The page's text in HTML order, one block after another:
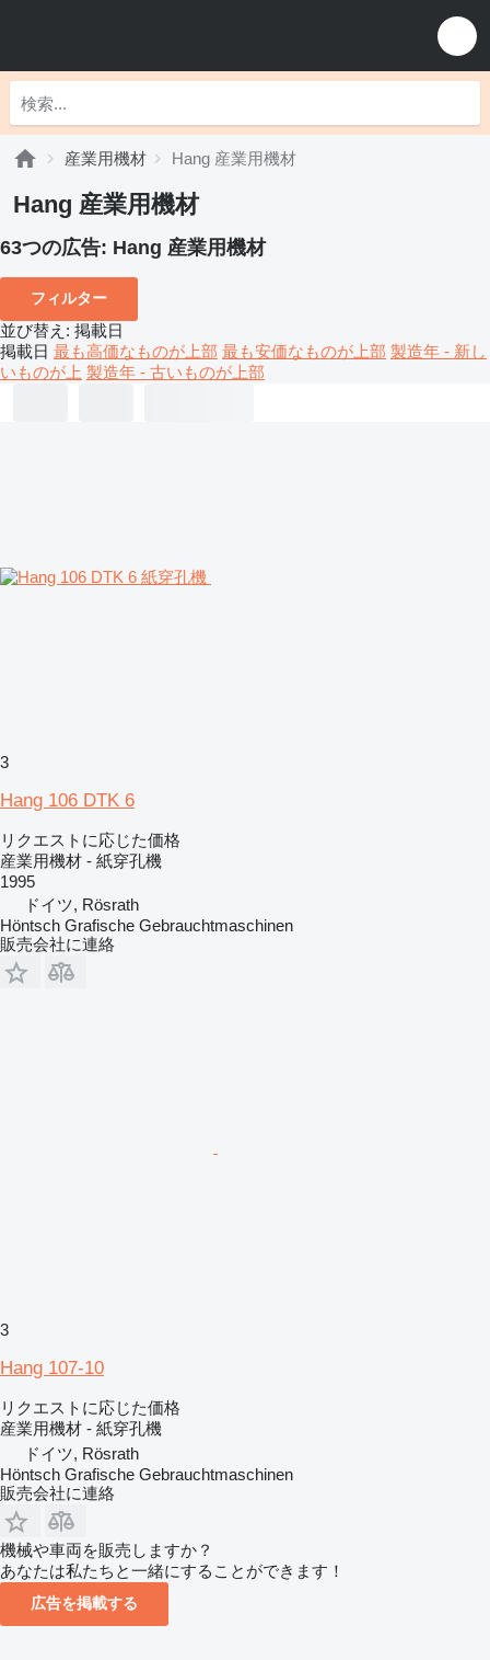
産業用機材 Hang 産業用機材
Hang 産業用機材
63つの広告: Hang 産業用機材
フィルター
並び替え : 掲載日
掲載日 最も高価なものが上部 最も安価なものが上部 製造年 - 新し
いものが上 製造年 - 古いものが上部
3
Hang 106 DTK 6
リクエストに応じた価格
産業用機材 - 紙穿孔機
1995
ドイツ, Rösrath
Höntsch Grafische Gebrauchtmaschinen
販売会社に連絡
3
Hang 107-10
リクエストに応じた価格
産業用機材 - 紙穿孔機
ドイツ, Rösrath
Höntsch Grafische Gebrauchtmaschinen
販売会社に連絡
機械や車両を販売しますか？
あなたは私たちと一緒にすることができます！
広告を掲載する